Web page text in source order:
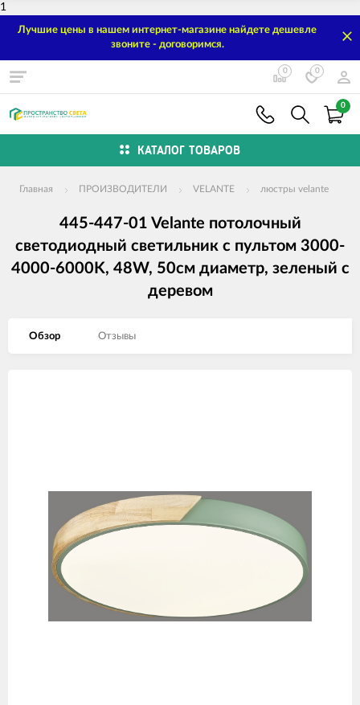
1
Лучшие цены в нашем интернет-магазине найдете дешевле
звоните - договоримся.
0 0
0
КАТАЛОГ ТОВАРОВ
Главная ПРОИЗВОДИТЕЛИ VELANTE люстры velante
445-447-01 Velante потолочный
светодиодный светильник с пультом 3000-
4000-6000K, 48W, 50см диаметр, зеленый с
деревом
Обзор Отзывы